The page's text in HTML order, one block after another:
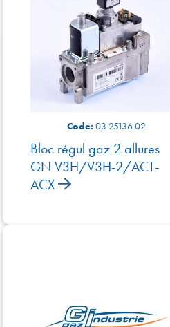
Code:03 25136 02
Bloc régul gaz 2 allures
GN V3H/V3H-2/ACT-
ACX